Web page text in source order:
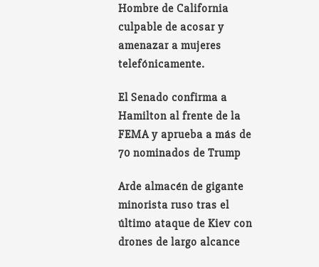
Hombre de California
culpable de acosar y
amenazar a mujeres
telefónicamente.
El Senado confirma a
Hamilton al frente de la
FEMA y aprueba a más de
70 nominados de Trump
Arde almacén de gigante
minorista ruso tras el
último ataque de Kiev con
drones de largo alcance